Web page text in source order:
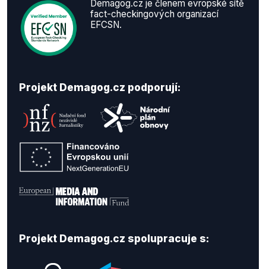
Demagog.cz je členem evropské sítě
fact-checkingových organizací
EFCSN.
Projekt Demagog.cz podporují:
Projekt Demagog.cz spolupracuje s: